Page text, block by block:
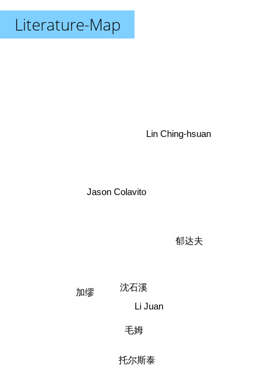
Literature-Map
托尔斯泰
毛姆
沈石溪
Li Juan
Jason Colavito
加缪
郁达夫
Lin Ching-hsuan